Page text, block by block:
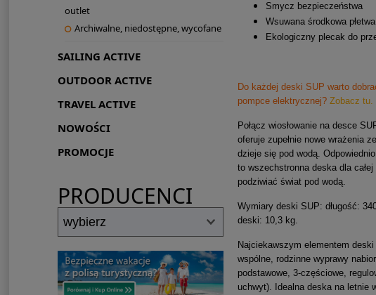
outlet
Archiwalne, niedostępne, wycofane
SAILING ACTIVE
OUTDOOR ACTIVE
TRAVEL ACTIVE
NOWOŚCI
PROMOCJE
PRODUCENCI
Smycz bezpieczeństwa
Wsuwana środkowa
Ekologiczny plecak do
Do każdej deski SUP warto
pompce elektrycznej?Zobacz tu.
Połącz wiosłowanie na desce
oferuje zupełnie nowe wrażenia
dzieje się pod wodą.
to wszechstronna deska dla
podziwiać świat pod wodą.
Wymiary deski SUP: długość:
deski: 10,3 kg.
Najciekawszym elementem
wspólne, rodzinne wyprawy
podstawowe, 3-częściowe,
uchwyt). Idealna deska na letnie